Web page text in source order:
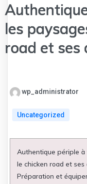
les
road et ses
wp_administrator
Uncategorized
Authentique périple
le chicken road et
Préparation et